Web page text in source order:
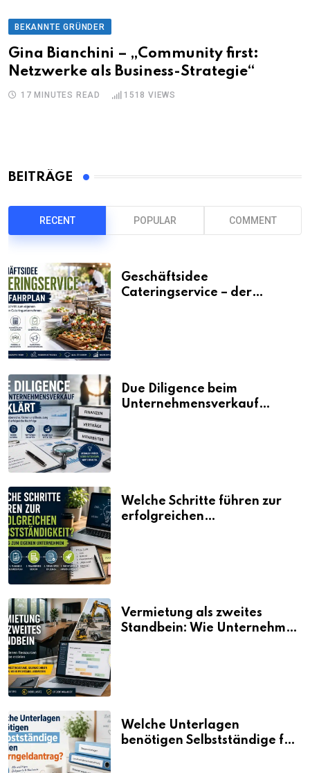
BEKANNTE GRÜNDER
Gina Bianchini – „Community first:
Netzwerke als Business-Strategie“
17 MINUTES READ 1518 VIEWS
BEITRÄGE
RECENT POPULAR COMMENT
Geschäftsidee
Cateringservice – der
Due Diligence beim
Unternehmensverkauf
Welche Schritte führen zur
erfolgreichen
Vermietung als zweites
Standbein: Wie Unternehmen
Welche Unterlagen
benötigen Selbstständige für